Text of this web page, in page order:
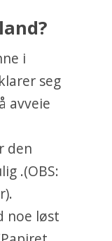
i
seg
avveie
den
.(OBS:
noe løst